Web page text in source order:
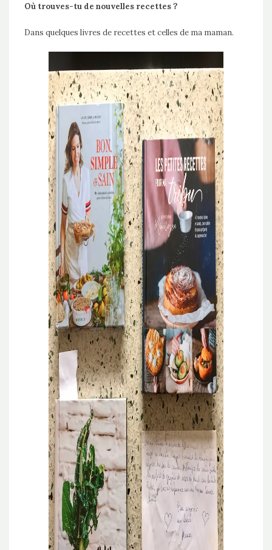
Où trouves-tu de nouvelles recettes ?
Dans quelques livres de recettes et celles de ma maman.